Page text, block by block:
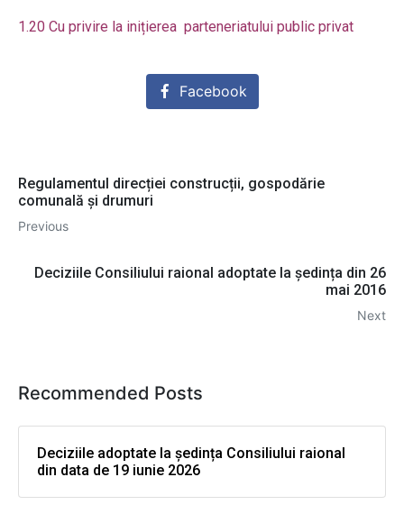
1.20 Cu privire la inițierea parteneriatului public privat
Facebook
Regulamentul direcției construcții, gospodărie
comunală și drumuri
Previous
Deciziile Consiliului raional adoptate la ședința din 26
mai 2016
Next
Recommended Posts
Deciziile adoptate la ședința Consiliului raional
din data de 19 iunie 2026